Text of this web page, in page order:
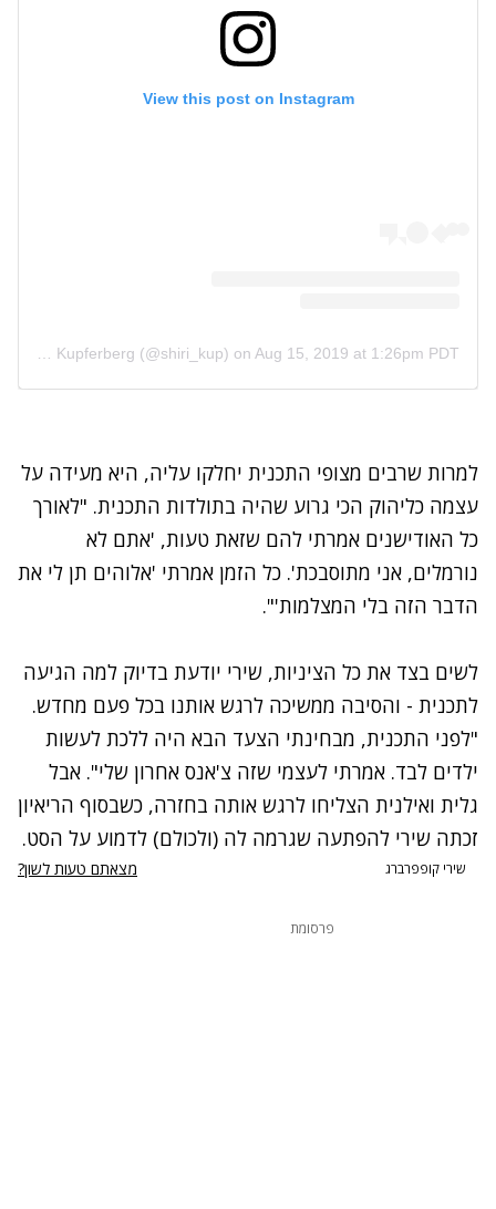
View this post on Instagram
on Aug 15, 2019 at 1:26pm PDT
למרות שרבים מצופי התכנית יחלקו עליה, היא מעידה על
עצמה כליהוק הכי גרוע שהיה בתולדות התכנית. "לאורך
כל האודישנים אמרתי להם שזאת טעות, 'אתם לא
נורמלים, אני מתוסבכת'. כל הזמן אמרתי 'אלוהים תן לי את
הדבר הזה בלי המצלמות'".
לשים בצד את כל הציניות, שירי יודעת בדיוק למה הגיעה
לתכנית - והסיבה ממשיכה לרגש אותנו בכל פעם מחדש.
"לפני התכנית, מבחינתי הצעד הבא היה ללכת לעשות
ילדים לבד. אמרתי לעצמי שזה צ'אנס אחרון שלי". אבל
גלית ואילנית הצליחו לרגש אותה בחזרה, כשבסוף הריאיון
זכתה שירי להפתעה שגרמה לה (ולכולם) לדמוע על הסט.
שירי קופפרברג מצאתם טעות לשון?
פרסומת